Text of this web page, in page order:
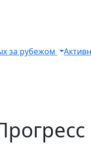
за рубежом